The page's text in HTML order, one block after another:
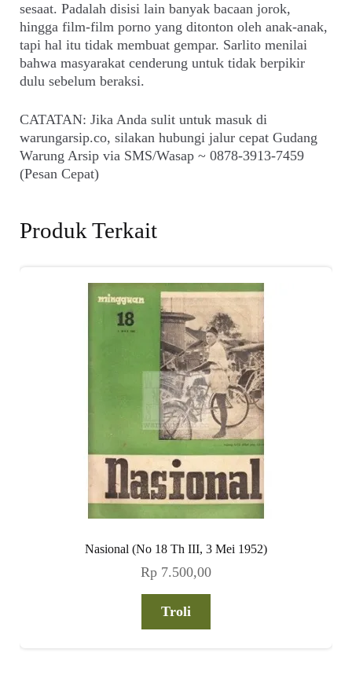
sesaat. Padalah disisi lain banyak bacaan jorok,
hingga film-film porno yang ditonton oleh anak-anak,
tapi hal itu tidak membuat gempar. Sarlito menilai
bahwa masyarakat cenderung untuk tidak berpikir
dulu sebelum beraksi.
CATATAN: Jika Anda sulit untuk masuk di
warungarsip.co, silakan hubungi jalur cepat Gudang
Warung Arsip via SMS/Wasap ~ 0878-3913-7459
(Pesan Cepat)
Produk Terkait
Nasional (No 18 Th III, 3 Mei 1952)
Rp 7.500,00
Troli